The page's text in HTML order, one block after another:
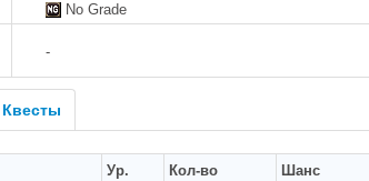
No Grade
-
Квесты
Ур. Кол-во
Шанс